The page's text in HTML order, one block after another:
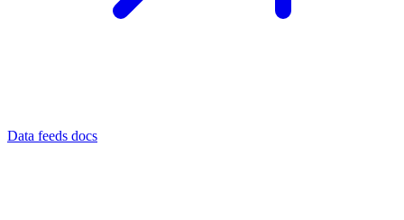
Data feeds docs